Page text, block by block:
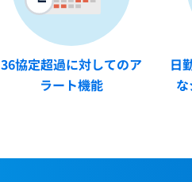
36協定超過に対してのア
ラート機能
日